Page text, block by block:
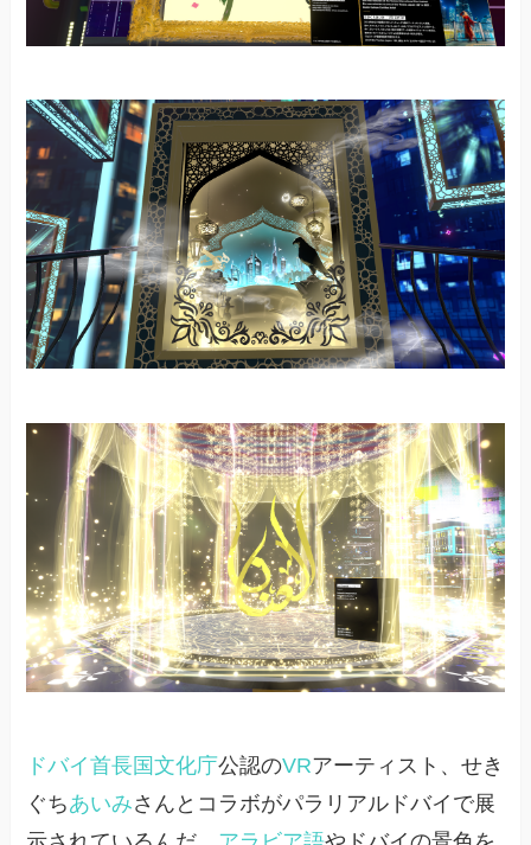
ドバイ首長国文化庁公認のVRアーティスト、せき
ぐちあいみさんとコラボがパラリアルドバイで展